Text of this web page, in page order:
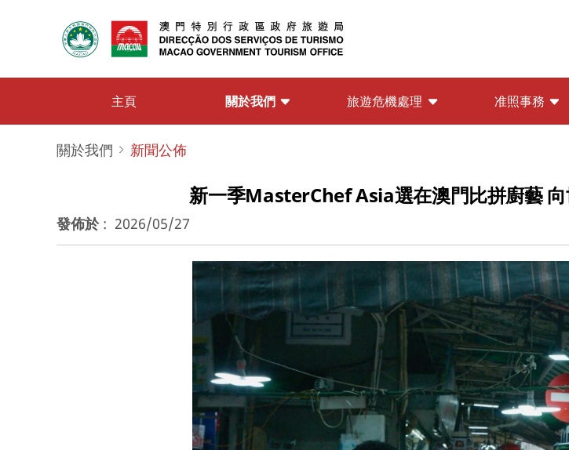
主頁 關於我們 旅遊危機處理 准照事務
關於我們 新聞公佈
新一季MasterChef Asia選在澳門比拼廚藝
發佈於 : 2026/05/27